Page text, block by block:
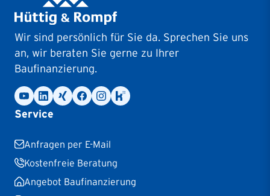
Wir sind persönlich für Sie da. Sprechen Sie uns
an, wir beraten Sie gerne zu Ihrer
Baufinanzierung.
Service
Anfragen per E-Mail
Kostenfreie Beratung
Angebot Baufinanzierung